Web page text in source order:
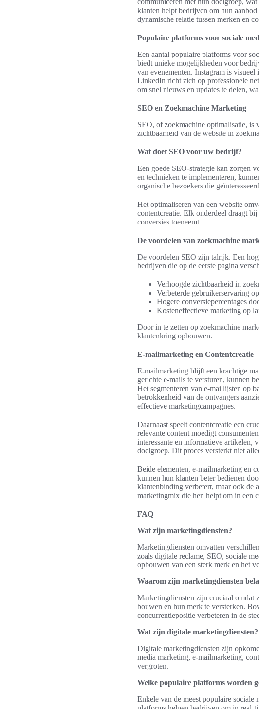
communiceren met hun doelgroep,
klanten helpt bedrijven om hun
dynamische relatie tussen merken en
Populaire platforms voor sociale
Een aantal populaire platforms voor
biedt unieke mogelijkheden voor
van evenementen. Instagram is
LinkedIn richt zich op professionele
om snel nieuws en updates te delen,
SEO en Zoekmachine Marketing
SEO, of zoekmachine optimalisatie,
zichtbaarheid van de website in
Wat doet SEO voor uw bedrijf?
Een goede SEO-strategie kan zorgen
en technieken te implementeren,
organische bezoekers die
Het optimaliseren van een website
contentcreatie. Elk onderdeel draagt
conversies toeneemt.
De voordelen van zoekmachine
De voordelen SEO zijn talrijk. Een
bedrijven die op de eerste pagina
Verhoogde zichtbaarheid in
Verbeterde gebruikerservaring
Hogere conversiepercentages
Kosteneffectieve marketing op
Door in te zetten op zoekmachine
klantenkring opbouwen.
E-mailmarketing en Contentcreatie
E-mailmarketing blijft een krachtige
gerichte e-mails te versturen, kunnen
Het segmenteren van e-maillijsten op
betrokkenheid van de ontvangers
effectieve marketingcampagnes.
Daarnaast speelt contentcreatie een
relevante content moedigt
interessante en informatieve artikelen,
doelgroep. Dit proces versterkt niet
Beide elementen, e-mailmarketing en
kunnen hun klanten beter bedienen
klantenbinding verbetert, maar ook de
marketingmix die hen helpt om in een
FAQ
Wat zijn marketingdiensten?
Marketingdiensten omvatten
zoals digitale reclame, SEO, sociale
opbouwen van een sterk merk en het
Waarom zijn marketingdiensten
Marketingdiensten zijn cruciaal omdat
bouwen en hun merk te versterken.
concurrentiepositie verbeteren in de
Wat zijn digitale marketingdiensten?
Digitale marketingdiensten zijn
media marketing, e-mailmarketing,
vergroten.
Welke populaire platforms worden
Enkele van de meest populaire